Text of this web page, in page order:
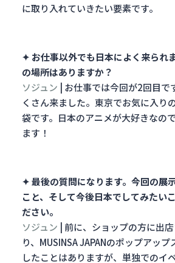
に取り入れていきたい要素です。
✦ お仕事以外でも日本によく来られ
の場所はありますか？
ソジュン | お仕事では今回が2回目
くさん来ました。東京でお気に入り
袋です。日本のアニメが大好きなの
ます！
✦ 最後の質問になります。今回の展
こと、そして今後日本でしてみたい
ださい。
ソジュン | 前に、ショップの方に出
り、MUSINSA JAPANのポップアッ
したことはありますが、単独でのイ